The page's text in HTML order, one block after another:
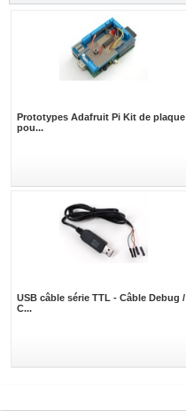
Prototypes Adafruit Pi Kit de plaque
pou...
USB câble série TTL - Câble Debug /
C...